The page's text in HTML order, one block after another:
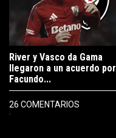
River y Vasco da Gama
llegaron a un acuerdo por
Facundo...
26 COMENTARIOS